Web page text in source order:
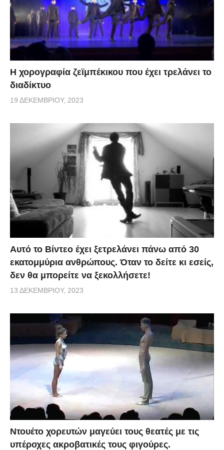
Η χορογραφία ζεϊμπέκικου που έχει τρελάνει το
διαδίκτυο
19 ΔΕΚΕΜΒΡΊΟΥ, 2023
Αυτό το Βίντεο έχει ξετρελάνει πάνω από 30
εκατομμύρια ανθρώπους. Όταν το δείτε κι εσείς,
δεν θα μπορείτε να ξεκολλήσετε!
13 ΔΕΚΕΜΒΡΊΟΥ, 2023
Ντουέτο χορευτών μαγεύει τους θεατές με τις
υπέροχες ακροβατικές τους φιγούρες.